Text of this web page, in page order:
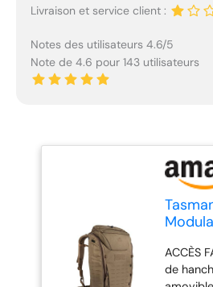
Livraison et service client :
Notes des utilisateurs 4.6/5
Note de 4.6 pour 143 utilisateurs
ACCÈS
de